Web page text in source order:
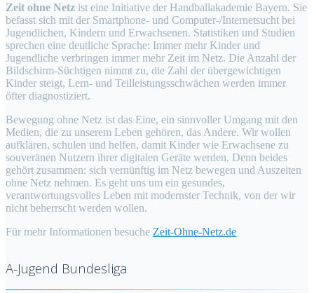
Zeit ohne Netz ist eine Initiative der Handballakademie Bayern. Sie
befasst sich mit der Smartphone- und Computer-/Internetsucht bei
Jugendlichen, Kindern und Erwachsenen. Statistiken und Studien
sprechen eine deutliche Sprache: Immer mehr Kinder und
Jugendliche verbringen immer mehr Zeit im Netz. Die Anzahl der
Bildschirm-Süchtigen nimmt zu, die Zahl der übergewichtigen
Kinder steigt, Lern- und Teilleistungsschwächen werden immer
öfter diagnostiziert.
Bewegung ohne Netz ist das Eine, ein sinnvoller Umgang mit den
Medien, die zu unserem Leben gehören, das Andere. Wir wollen
aufklären, schulen und helfen, damit Kinder wie Erwachsene zu
souveränen Nutzern ihrer digitalen Geräte werden. Denn beides
gehört zusammen: sich vernünftig im Netz bewegen und Auszeiten
ohne Netz nehmen. Es geht uns um ein gesundes,
verantwortungsvolles Leben mit modernster Technik, von der wir
nicht beherrscht werden wollen.
Für mehr Informationen besuche Zeit-Ohne-Netz.de
A-Jugend Bundesliga